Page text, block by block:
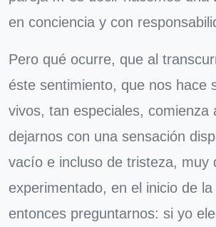
en conciencia y con
Pero qué ocurre, que al
éste sentimiento, que nos hace
vivos, tan especiales, comienza
dejarnos con una sensación
vacío e incluso de tristeza, muy
experimentado, en el inicio de
entonces preguntarnos: si yo